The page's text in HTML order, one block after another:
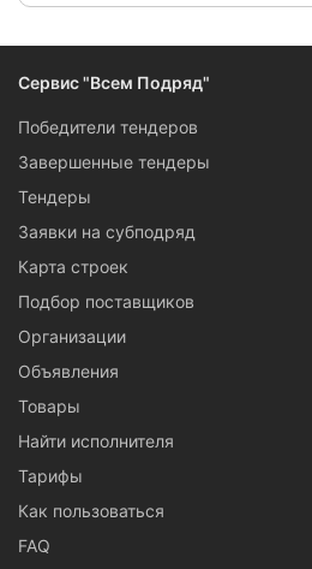
Сервис "Всем Подряд"
Победители тендеров
Завершенные тендеры
Тендеры
Заявки на субподряд
Карта строек
Подбор поставщиков
Организации
Объявления
Товары
Найти исполнителя
Тарифы
Как пользоваться
FAQ